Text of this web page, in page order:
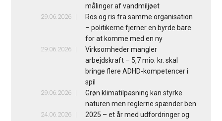
målinger af vandmiljøet
29.06.2026
Ros og ris fra samme organisation
– politikerne fjerner en byrde bare
for at komme med en ny
29.06.2026
Virksomheder mangler
arbejdskraft – 5,7 mio. kr. skal
bringe flere ADHD-kompetencer i
spil
29.06.2026
Grøn klimatilpasning kan styrke
naturen men reglerne spænder ben
24.06.2026
2025 – et år med udfordringer og